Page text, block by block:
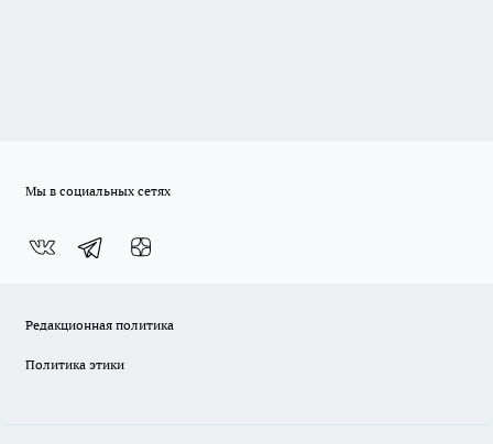
Мы в социальных сетях
Редакционная политика
Политика этики